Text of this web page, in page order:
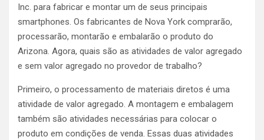
Inc. para fabricar e montar um de seus principais
smartphones. Os fabricantes de Nova York comprarão,
processarão, montarão e embalarão o produto do
Arizona. Agora, quais são as atividades de valor agregado
e sem valor agregado no provedor de trabalho?
Primeiro, o processamento de materiais diretos é uma
atividade de valor agregado. A montagem e embalagem
também são atividades necessárias para colocar o
produto em condições de venda. Essas duas atividades